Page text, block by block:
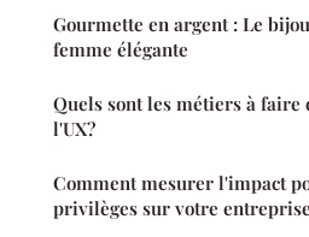
Gourmette en argent : Le
femme élégante
Quels sont les métiers à faire
l'UX?
Comment mesurer l'impact
privilèges sur votre